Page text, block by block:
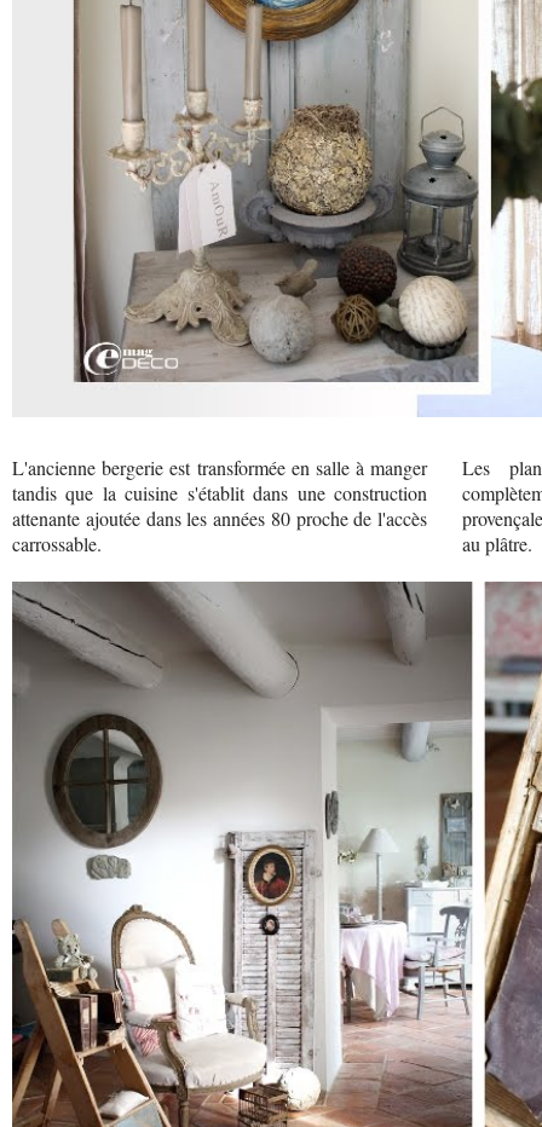
L'ancienne bergerie est transformée en salle à manger
tandis que la cuisine s'établit dans une construction
attenante ajoutée dans les années 80 proche de l'accès
carrossable.
Les
au plâtre.